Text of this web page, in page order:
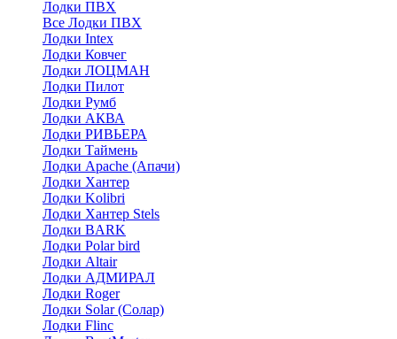
Лодки ПВХ
Все Лодки ПВХ
Лодки Intex
Лодки Ковчег
Лодки ЛОЦМАН
Лодки Пилот
Лодки Румб
Лодки АКВА
Лодки РИВЬЕРА
Лодки Таймень
Лодки Apache (Апачи)
Лодки Хантер
Лодки Kolibri
Лодки Хантер Stels
Лодки BARK
Лодки Polar bird
Лодки Altair
Лодки АДМИРАЛ
Лодки Roger
Лодки Solar (Солар)
Лодки Flinc